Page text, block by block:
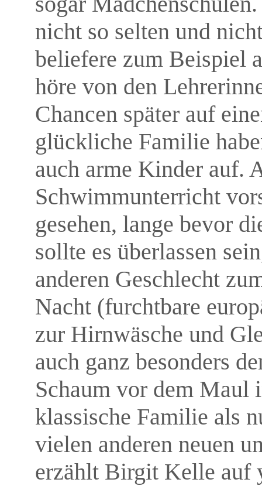
nicht so selten und
beliefere zum Beispiel
höre von den
Chancen später auf
glückliche Familie
auch arme Kinder auf.
Schwimmunterricht
gesehen, lange bevor
sollte es überlassen
anderen Geschlecht
Nacht (furchtbare
zur Hirnwäsche und
auch ganz besonders
Schaum vor dem Maul
klassische Familie als
vielen anderen neuen
erzählt Birgit Kelle auf